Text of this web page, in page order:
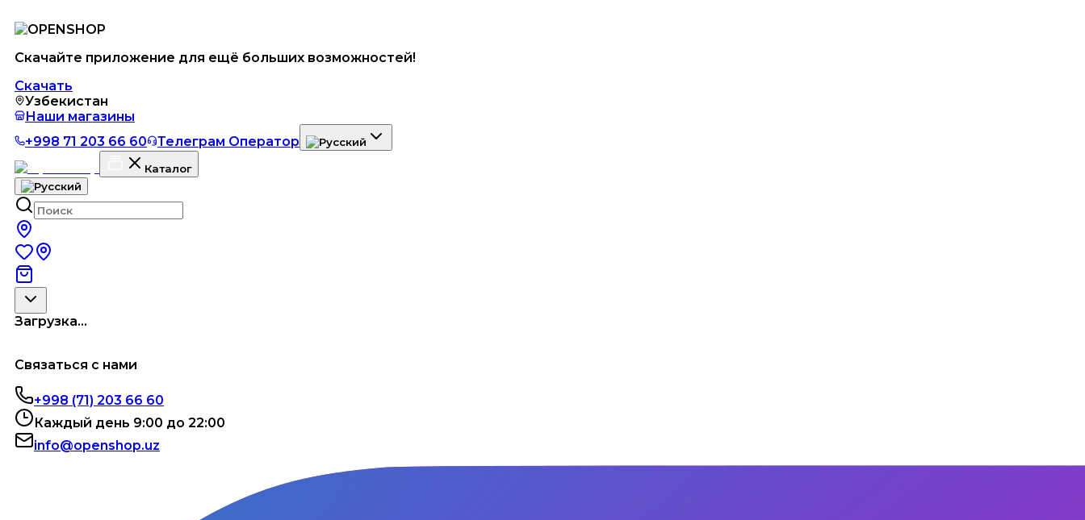
Скачайте приложение для ещё больших возможностей!
Скачать
Узбекистан
Наши магазины
+998 71 203 66 60
Телеграм Оператор
Каталог
Загрузка...
Связаться с нами
+998 (71) 203 66 60
Каждый день 9:00 до 22:00
info@openshop.uz